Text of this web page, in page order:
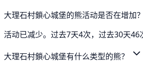
大理石村鎖心城堡的熊活动是否在增加？
活动已减少。过去7天4次，过去30天46
大理石村鎖心城堡有什么类型的熊？